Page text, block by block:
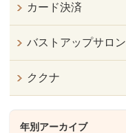
カード決済
バストアップサロン
ククナ
年別アーカイブ